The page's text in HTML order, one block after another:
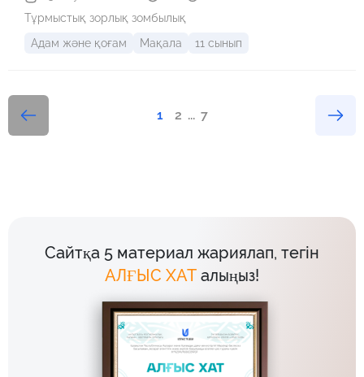
Тұрмыстық зорлық зомбылық
Адам және қоғам
Мақала 11 сынып
1 2 ... 7
Сайтқа 5 материал жариялап, тегін
АЛҒЫС ХАТ алыңыз!